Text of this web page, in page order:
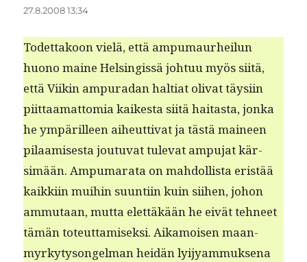
27.8.2008 13:34
Todet­takoon vielä, että ampumau­rheilun
huono maine Helsingis­sä johtuu myös siitä,
että Viikin ampu­radan hal­ti­at oli­vat täysi­in
piit­taa­mat­to­mia kaikesta siitä haitas­ta, jon­ka
he ympärilleen aiheut­ti­vat ja tästä maineen
pilaamis­es­ta joutu­vat tule­vat ampu­jat kär­
simään. Ampumara­ta on mah­dol­lista eristää
kaikki­in mui­hin suun­ti­in kuin siihen, johon
ammu­taan, mut­ta elet­täkään he eivät tehneet
tämän toteut­tamisek­si. Aikamoi­sen maan­
myrky­tysongel­man hei­dän lyi­jyam­muk­se­na